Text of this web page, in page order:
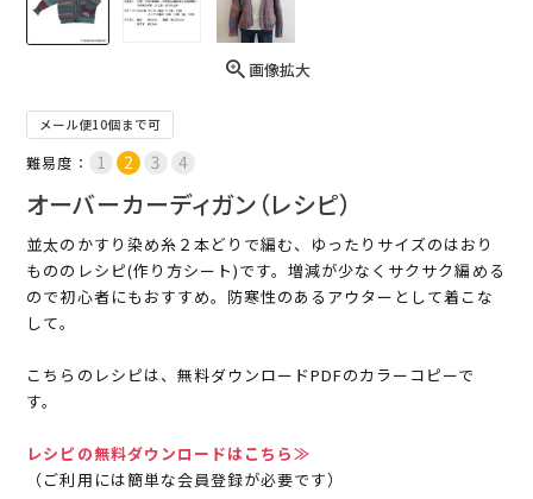
画像拡大
メール便10個まで可
難易度：
オーバーカーディガン（レシピ）
並太のかすり染め糸２本どりで編む、ゆったりサイズのはおり
もののレシピ(作り方シート)です。増減が少なくサクサク編める
ので初心者にもおすすめ。防寒性のあるアウターとして着こな
して。
こちらのレシピは、無料ダウンロードPDFのカラーコピーで
す。
レシピの無料ダウンロードはこちら≫
（ご利用には簡単な会員登録が必要です）